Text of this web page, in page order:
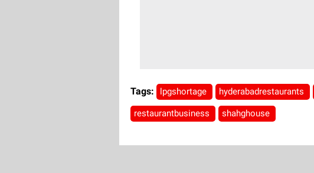
Tags: lpgshortage hyderabadrestaurants
restaurantbusiness shahghouse